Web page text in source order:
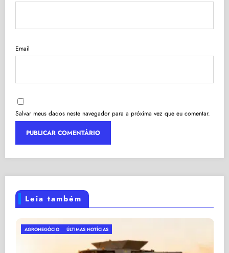
Email
Salvar meus dados neste navegador para a próxima vez que eu comentar.
Leia também
ECONOMIA DO BRASIL ÚLTIMAS NOTÍCIAS